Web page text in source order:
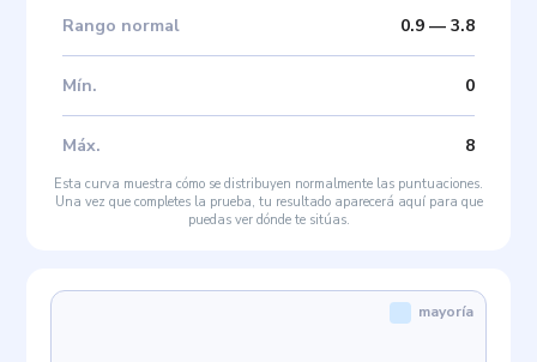
Rango normal 0.9— 3.8
Mín. 0
Máx. 8
Esta curva muestra cómo se distribuyen normalmente las puntuaciones.
Una vez que completes la prueba, tu resultado aparecerá aquí para que
puedas ver dónde te sitúas.
mayoría